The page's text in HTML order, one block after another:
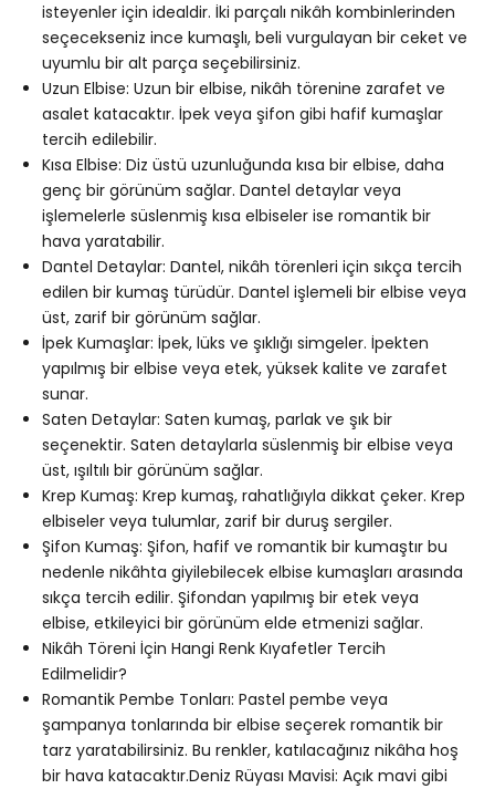
isteyenler için idealdir. İki parçalı nikâh kombinlerinden
seçecekseniz ince kumaşlı, beli vurgulayan bir ceket ve
uyumlu bir alt parça seçebilirsiniz.
Uzun Elbise: Uzun bir elbise, nikâh törenine zarafet ve
asalet katacaktır. İpek veya şifon gibi hafif kumaşlar
tercih edilebilir.
Kısa Elbise: Diz üstü uzunluğunda kısa bir elbise, daha
genç bir görünüm sağlar. Dantel detaylar veya
işlemelerle süslenmiş kısa elbiseler ise romantik bir
hava yaratabilir.
Dantel Detaylar: Dantel, nikâh törenleri için sıkça tercih
edilen bir kumaş türüdür. Dantel işlemeli bir elbise veya
üst, zarif bir görünüm sağlar.
İpek Kumaşlar: İpek, lüks ve şıklığı simgeler. İpekten
yapılmış bir elbise veya etek, yüksek kalite ve zarafet
sunar.
Saten Detaylar: Saten kumaş, parlak ve şık bir
seçenektir. Saten detaylarla süslenmiş bir elbise veya
üst, ışıltılı bir görünüm sağlar.
Krep Kumaş: Krep kumaş, rahatlığıyla dikkat çeker. Krep
elbiseler veya tulumlar, zarif bir duruş sergiler.
Şifon Kumaş: Şifon, hafif ve romantik bir kumaştır bu
nedenle nikâhta giyilebilecek elbise kumaşları arasında
sıkça tercih edilir. Şifondan yapılmış bir etek veya
elbise, etkileyici bir görünüm elde etmenizi sağlar.
Nikâh Töreni İçin Hangi Renk Kıyafetler Tercih
Edilmelidir?
Romantik Pembe Tonları: Pastel pembe veya
şampanya tonlarında bir elbise seçerek romantik bir
tarz yaratabilirsiniz. Bu renkler, katılacağınız nikâha hoş
bir hava katacaktır.Deniz Rüyası Mavisi: Açık mavi gibi